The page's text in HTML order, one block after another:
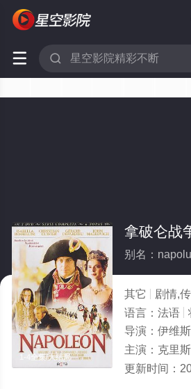
 
1-4全集/大结局
拿破仑战
别名：
其它 剧情,
语言： 法语
导演： 伊维
主演： 克里斯蒂昂·克拉维埃,伊
更新时间：